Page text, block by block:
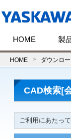
HOME 製
HOME ダウンロ
CAD検索[
ご利用にあたって